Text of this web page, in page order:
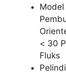
< 30
Fluks